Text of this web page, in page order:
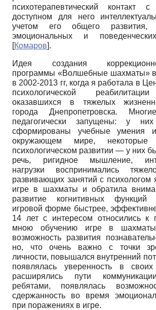
психотерапевтический контакт
доступном для него
учетом его общего развития,
эмоциональных и
[Комаров].
Идея создания
программы «Волшебные шахматы»
в 2002-2013 гг, когда я работала в
психологической
оказавшихся в тяжелых
города Днепропетровска.
педагогически запущены: у
сформированы учебные умения
окружающем мире, некоторые
психологическом развитии — у них
речь, ригидное мышление,
нагрузки воспринимались
развивающих занятий с психологом
игре в шахматы и обратила
развитие когнитивных функций
игровой форме быстрее,
14 лет с интересом относились к
мною обучению игре в
возможность развития
но, что очень важно с точки
личности, повышался внутренний
появлялась уверенность в
расширялись пути
ребятами, появлялась
сдержанность во время
при поражениях в игре.